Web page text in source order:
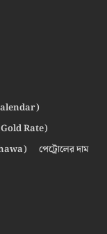
Rate)
পেট্রোলের দাম